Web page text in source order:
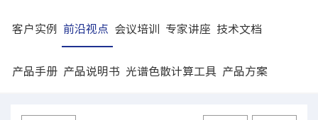
客户实例 前沿视点 会议培训 专家讲座 技术文档
产品手册 产品说明书 光谱色散计算工具 产品方案